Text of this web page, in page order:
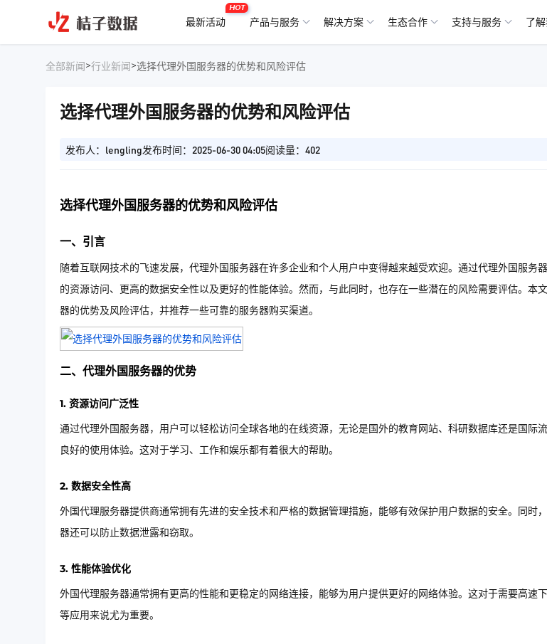
最新活动
HOT
产品与服务 解决方案 生态合作 支持与服务
了
全部新闻>行业新闻>选择代理外国服务器的优势和风险评估
选择代理外国服务器的优势和风险评估
发布人：lengling发布时间：2025-06-30 04:05阅读量：402
选择代理外国服务器的优势和风险评估
一、引言
随着互联网技术的飞速发展，代理外国服务器在许多企业和个人用户中变得越来越受欢迎。通过代理外国服务
的资源访问、更高的数据安全性以及更好的性能体验。然而，与此同时，也存在一些潜在的风险需要评估。本
器的优势及风险评估，并推荐一些可靠的服务器购买渠道。
二、代理外国服务器的优势
1. 资源访问广泛性
通过代理外国服务器，用户可以轻松访问全球各地的在线资源，无论是国外的教育网站、科研数据库还是国际
良好的使用体验。这对于学习、工作和娱乐都有着很大的帮助。
2. 数据安全性高
外国代理服务器提供商通常拥有先进的安全技术和严格的数据管理措施，能够有效保护用户数据的安全。同时
器还可以防止数据泄露和窃取。
3. 性能体验优化
外国代理服务器通常拥有更高的性能和更稳定的网络连接，能够为用户提供更好的网络体验。这对于需要高速
等应用来说尤为重要。